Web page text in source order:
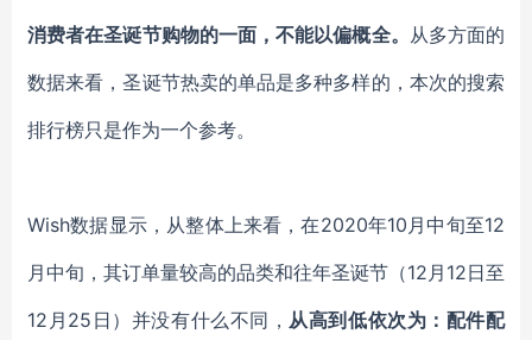
消费者在圣诞节购物的一面，不能以偏概全。 从多方面的
数据来看，圣诞节热卖的单品是多种多样的，本次的搜索
排行榜只是作为一个参考。
Wish数据显示，从整体上来看，在2020年10月中旬至12
月中旬，其订单量较高的品类和往年圣诞节（12月12日至
12月25日）并没有什么不同， 从高到低依次为：配件配